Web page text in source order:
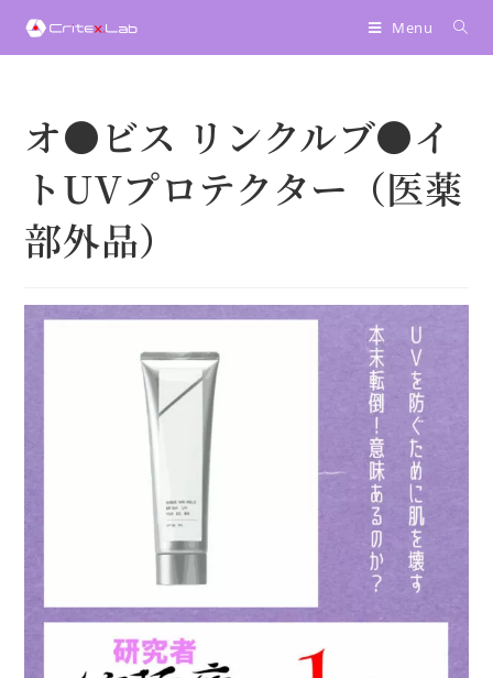
キ
Menu
オ●ビス リンクルブ●イ
トUVプロテクター（医薬
部外品）